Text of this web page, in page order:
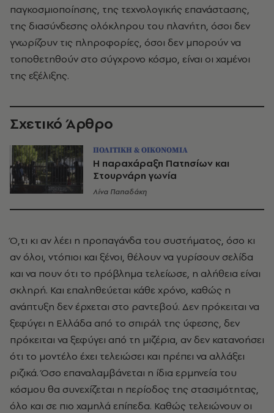
παγκοσμιοποίησης, της τεχνολογικής επανάστασης,
της διασύνδεσης ολόκληρου του πλανήτη, όσοι δεν
γνωρίζουν τις πληροφορίες, όσοι δεν μπορούν να
τοποθετηθούν στο σύγχρονο κόσμο, είναι οι χαμένοι
της εξέλιξης.
Σχετικό Άρθρο
ΠΟΛΙΤΙΚΗ & ΟΙΚΟΝΟΜΙΑ
Η παραχάραξη Πατησίων και
Στουρνάρη γωνία
Λίνα Παπαδάκη
Ό,τι κι αν λέει η προπαγάνδα του συστήματος, όσο κι
αν όλοι, ντόπιοι και ξένοι, θέλουν να γυρίσουν σελίδα
και να πουν ότι το πρόβλημα τελείωσε, η αλήθεια είναι
σκληρή. Και επαληθεύεται κάθε χρόνο, καθώς η
ανάπτυξη δεν έρχεται στο ραντεβού. Δεν πρόκειται να
ξεφύγει η Ελλάδα από το σπιράλ της ύφεσης, δεν
πρόκειται να ξεφύγει από τη μιζέρια, αν δεν κατανοήσει
ότι το μοντέλο έχει τελειώσει και πρέπει να αλλάξει
ριζικά. Όσο επαναλαμβάνεται η ίδια ερμηνεία του
κόσμου θα συνεχίζεται η περίοδος της στασιμότητας,
όλο και σε πιο χαμηλά επίπεδα. Καθώς τελειώνουν οι